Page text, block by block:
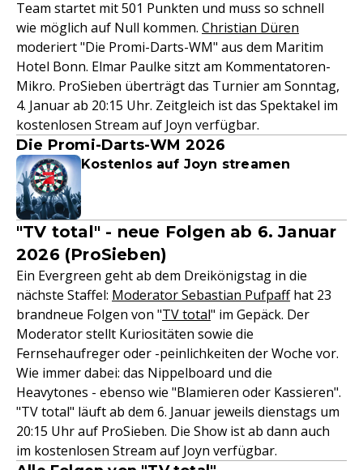
Team startet mit 501 Punkten und muss so schnell
wie möglich auf Null kommen. Christian Düren
moderiert "Die Promi-Darts-WM" aus dem Maritim
Hotel Bonn. Elmar Paulke sitzt am Kommentatoren-
Mikro. ProSieben überträgt das Turnier am Sonntag,
4. Januar ab 20:15 Uhr. Zeitgleich ist das Spektakel im
kostenlosen Stream auf Joyn verfügbar.
Die Promi-Darts-WM 2026
Kostenlos auf Joyn streamen
"TV total" - neue Folgen ab 6. Januar
2026 (ProSieben)
Ein Evergreen geht ab dem Dreikönigstag in die
nächste Staffel: Moderator Sebastian Pufpaffhat 23
brandneue Folgen von "TV total" im Gepäck. Der
Moderator stellt Kuriositäten sowie die
Fernsehaufreger oder -peinlichkeiten der Woche vor.
Wie immer dabei: das Nippelboard und die
Heavytones - ebenso wie "Blamieren oder Kassieren".
"TV total" läuft ab dem 6. Januar jeweils dienstags um
20:15 Uhr auf ProSieben. Die Show ist ab dann auch
im kostenlosen Stream auf Joyn verfügbar.